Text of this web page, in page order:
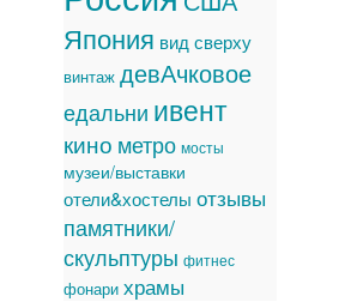
Япония вид сверху
винтаж девАчковое
едальни ивент
кино метро мосты
музеи/выставки
отели&хостелы отзывы
памятники/
скульптуры фитнес
фонари храмы